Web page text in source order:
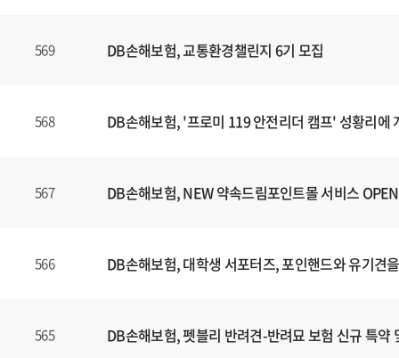
569 DB손해보험, 교통환경챌린지 6기 모집
568 DB손해보험, '프로미 119 안전리더 캠프' 성황리에
567 DB손해보험, NEW 약속드림포인트몰 서비스 OPEN
566 DB손해보험, 대학생 서포터즈, 포인핸드와 유기견
565 DB손해보험, 펫블리 반려견-반려묘 보험 신규 특약